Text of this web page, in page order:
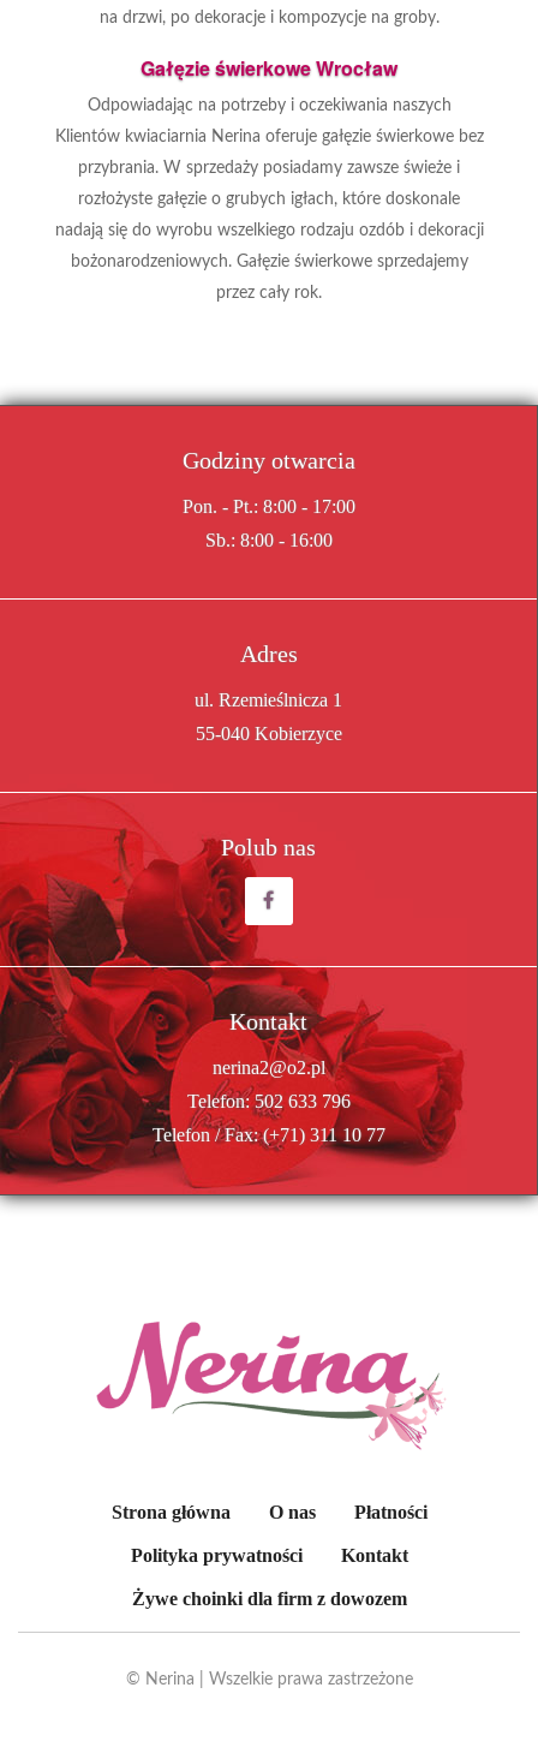
na drzwi, po dekoracje i kompozycje na groby.
Gałęzie świerkowe Wrocław
Odpowiadając na potrzeby i oczekiwania naszych
Klientów kwiaciarnia Nerina oferuje gałęzie świerkowe bez
przybrania. W sprzedaży posiadamy zawsze świeże i
rozłożyste gałęzie o grubych igłach, które doskonale
nadają się do wyrobu wszelkiego rodzaju ozdób i dekoracji
bożonarodzeniowych. Gałęzie świerkowe sprzedajemy
przez cały rok.
Godziny otwarcia
Pon. - Pt.: 8:00 - 17:00
Sb.: 8:00 - 16:00
Adres
ul. Rzemieślnicza 1
55-040 Kobierzyce
Polub nas
Kontakt
nerina2@o2.pl
Telefon:502 633 796
Telefon / Fax:(+71) 311 10 77
Strona główna O nas Płatności
Polityka prywatności Kontakt
Żywe choinki dla firm z dowozem
© Nerina | Wszelkie prawa zastrzeżone